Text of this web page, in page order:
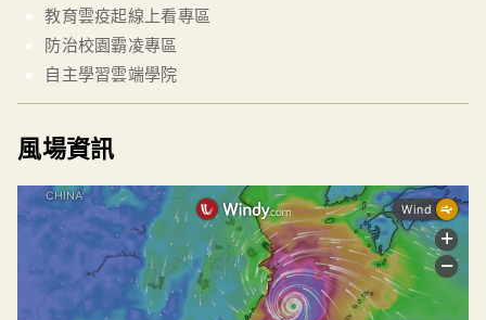
教育雲疫起線上看專區
防治校園霸凌專區
自主學習雲端學院
風場資訊